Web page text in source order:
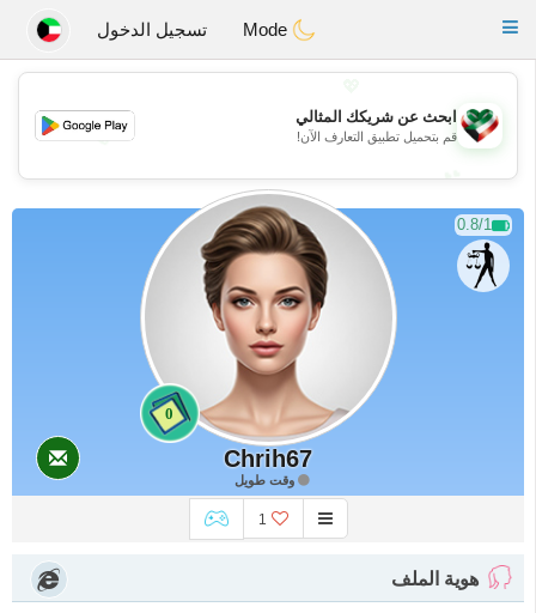
KuwaitChat
Toggle
تسجيل الدخول
💖
💕
ابحث عن شريكك المثالي
قم بتحميل تطبيق التعارف الآن!
0.8/1
0
Chrih67
وقت طويل
1
هوية الملف